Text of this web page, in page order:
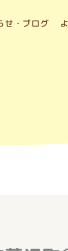
せ・ブログ